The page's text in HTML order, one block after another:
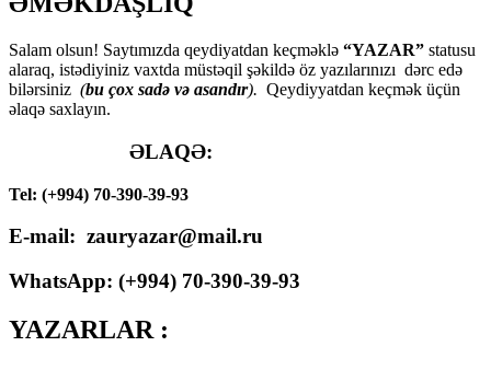
Salam olsun! Saytımızda qeydiyatdan keçməklə “YAZAR” statusu
alaraq, istədiyiniz vaxtda müstəqil şəkildə öz yazılarınızı dərc edə
bilərsiniz (bu çox sadə və asandır). Qeydiyyatdan keçmək üçün
əlaqə saxlayın.
ƏLAQƏ:
Tel: (+994) 70-390-39-93
E-mail: zauryazar@mail.ru
WhatsApp: (+994) 70-390-39-93
YAZARLAR :